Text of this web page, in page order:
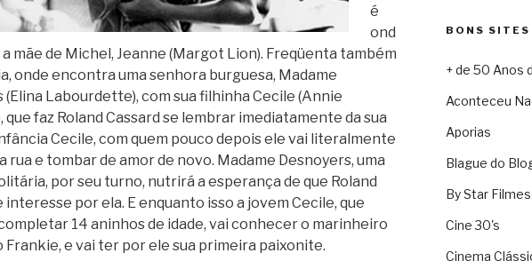
é
ond
mãe de Michel, Jeanne (Margot Lion). Freqüenta também
onde encontra uma senhora burguesa, Madame
(Elina Labourdette), com sua filhinha Cecile (Annie
que faz Roland Cassard se lembrar imediatamente da sua
Cecile, com quem pouco depois ele vai literalmente
rua e tombar de amor de novo. Madame Desnoyers, uma
por seu turno, nutrirá a esperança de que Roland
interesse por ela. E enquanto isso a jovem Cecile, que
14 aninhos de idade, vai conhecer o marinheiro
Frankie, e vai ter por ele sua primeira paixonite.
BONS SITES
+ de 50 Anos
Aconteceu
Aporias
Blague do
By Star Filmes
Cine 30's
Cinema